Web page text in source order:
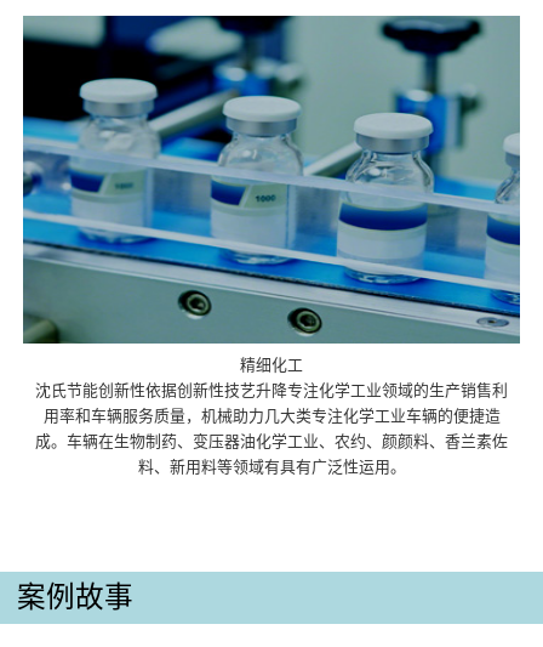
精细化工
沈氏节能创新性依据创新性技艺升降专注化学工业领域的生产销售利
用率和车辆服务质量，机械助力几大类专注化学工业车辆的便捷造
成。车辆在生物制药、变压器油化学工业、农约、颜颜料、香兰素佐
料、新用料等领域有具有广泛性运用。
案例故事